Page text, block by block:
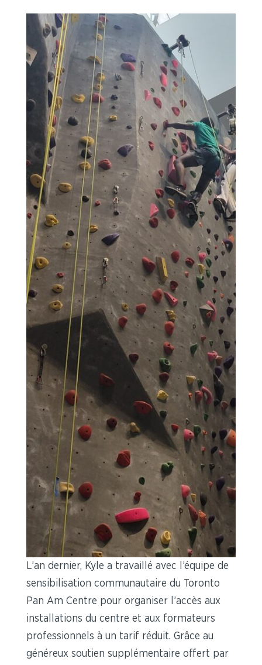
L’an dernier, Kyle a travaillé avec l’équipe de
sensibilisation communautaire du Toronto
Pan Am Centre pour organiser l’accès aux
installations du centre et aux formateurs
professionnels à un tarif réduit. Grâce au
généreux soutien supplémentaire offert par